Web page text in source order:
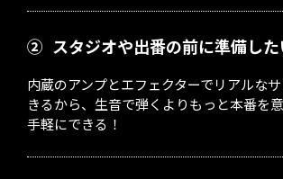
② スタジオや出番の前に準備した
内蔵のアンプとエフェクターでリアルな
きるから、生音で弾くよりもっと本番を
手軽にできる！